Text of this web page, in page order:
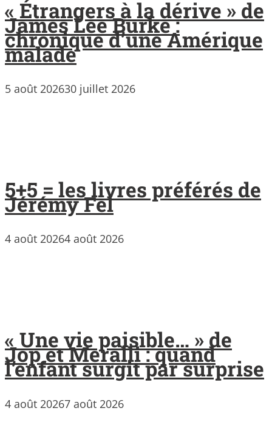
« Étrangers à la dérive » de
James Lee Burke :
chronique d’une Amérique
malade
5 août 202630 juillet 2026
5+5 = les livres préférés de
Jérémy Fel
4 août 20264 août 2026
« Une vie paisible… » de
Jop et Meralli : quand
l’enfant surgit par surprise
4 août 20267 août 2026